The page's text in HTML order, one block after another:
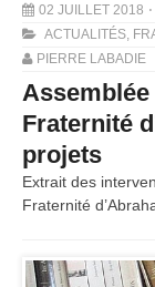
02 JUILLET 2018
ACTUALITÉS,
PIERRE LABADIE
Assemblée
Fraternité
projets
Extrait des
Fraternité